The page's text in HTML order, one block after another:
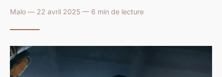
Malo — 22 avril 2025 — 6 min de lecture